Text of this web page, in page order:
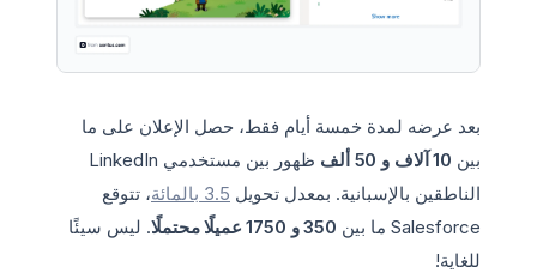
بعد عرضه لمدة خمسة أيام فقط، حصل الإعلان على ما
بين 10 آلاف و 50 ألف
ظهور بين مستخدمي LinkedIn
الناطقين بالإسبانية. بمعدل تحويل 3.5 بالمائة
، تتوقع
Salesforce ما بين
350 و 1750 عميلًا محتملًا
. ليس سيئًا
للغاية!